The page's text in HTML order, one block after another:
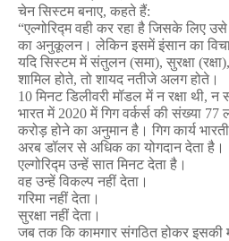
चेन सिस्टम बनाए, कहते हैं:
“एल्गोरिद्म वही कर रहा है जिसके लिए उसे
का अनुकूलन। लेकिन इसमें इंसान का
यदि सिस्टम में संतुलन(समा), सुरक्षा (रक्षा),
शामिल होते, तो शायद नतीजे अलग होते।
10 मिनट डिलीवरी मॉडल में न रक्षा थी, न
भारत में2020 में गिग वर्कर्स की संख्या 77
करोड़ होने का अनुमान है। गिग कार्य
अरब डॉलर से अधिक का योगदान देता है।
एल्गोरिद्म उन्हें सात मिनट देता है।
वह उन्हें विकल्प नहीं देता।
गरिमा नहीं देता।
सुरक्षा नहीं देता।
जब तक कि कामगार संगठित होकर इसकी